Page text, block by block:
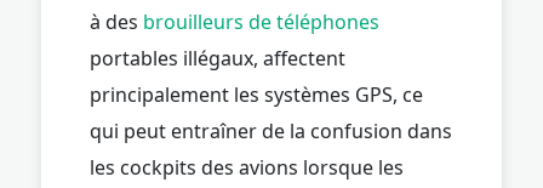
à des brouilleurs de téléphones
portables illégaux, affectent
principalement les systèmes GPS, ce
qui peut entraîner de la confusion dans
les cockpits des avions lorsque les